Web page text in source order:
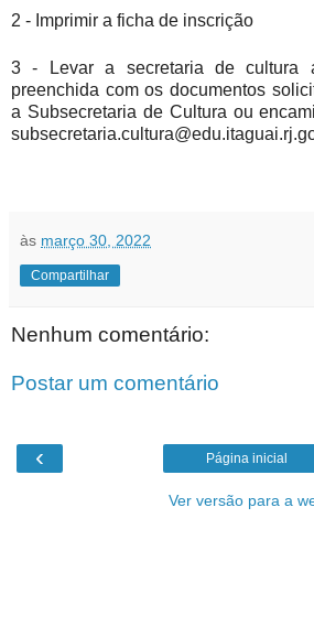
2 - Imprimir a ficha de inscrição
3 - Levar a secretaria de cultura
preenchida com os documentos
a Subsecretaria de Cultura ou
às março 30, 2022
Compartilhar
Nenhum comentário:
Postar um comentário
‹ Página inicial
Ver versão para a